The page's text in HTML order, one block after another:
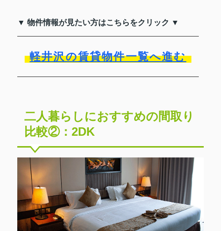
▼ 物件情報が見たい方はこちらをクリック ▼
軽井沢の賃貸物件一覧へ進む
二人暮らしにおすすめの間取り
比較②：2DK